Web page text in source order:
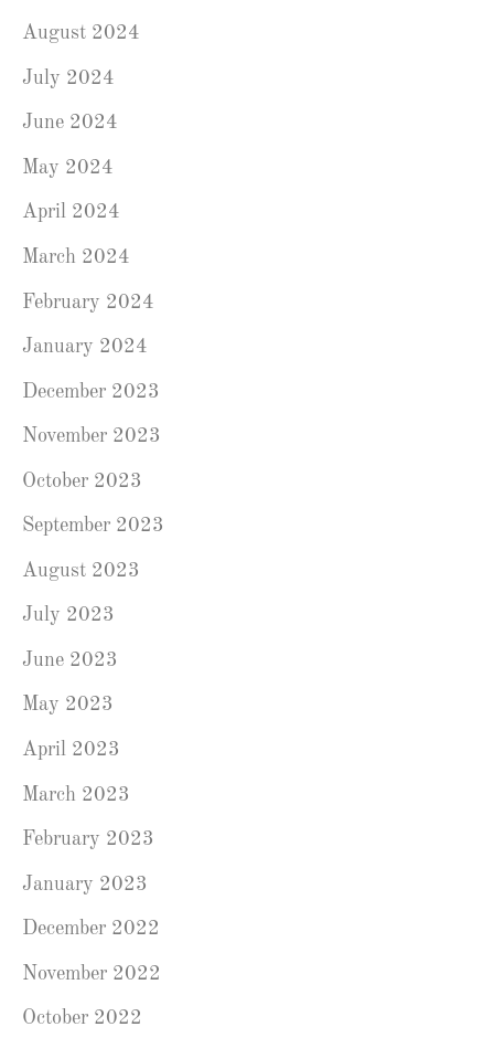
August 2024
July 2024
June 2024
May 2024
April 2024
March 2024
February 2024
January 2024
December 2023
November 2023
October 2023
September 2023
August 2023
July 2023
June 2023
May 2023
April 2023
March 2023
February 2023
January 2023
December 2022
November 2022
October 2022